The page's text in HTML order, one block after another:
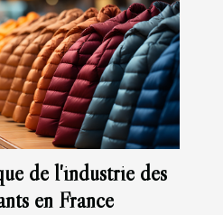
de l'industrie des
en France